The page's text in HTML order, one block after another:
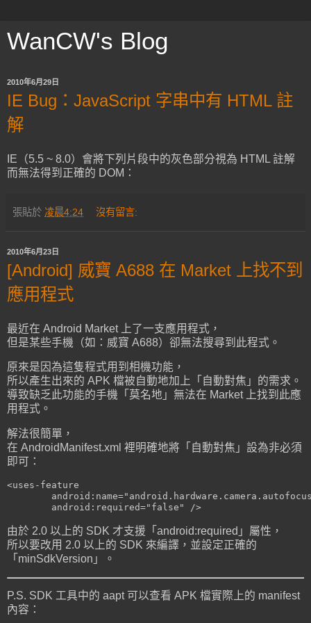
WanCW's Blog
2010年6月29日
IE Bug：JavaScript 字串中有 HTML 註
解
IE（5.5 ~ 8.0）會將下列片段中的灰色部分視為 HTML 註解
而無法得到正確的 DOM：
張貼於 凌晨4:24 沒有留言:
2010年6月23日
[Android] 威寶 A688 在 Market 上找不到
應用程式
最近在 Android Market 上了一支應用程式，
但是某些手機（如：威寶 A688）卻無法搜尋到此程式。
原來是因為這隻程式用到相機功能，
所以產生出來的 APK 檔被自動地加上「自動對焦」的需求。
導致缺乏此功能的手機「莫名地」無法在 Market 上找到此應
用程式。
解法很簡單，
在 AndroidManifest.xml 裡明確地將「自動對焦」設為非必須
即可：
<uses-feature
由於 2.0 以上的 SDK 才支援「android:required」屬性，
所以要改用 2.0 以上的 SDK 來編譯，並設定正確的
「minSdkVersion」。
P.S. SDK 工具中的 aapt 可以查看 APK 檔實際上的 manifest
內容：